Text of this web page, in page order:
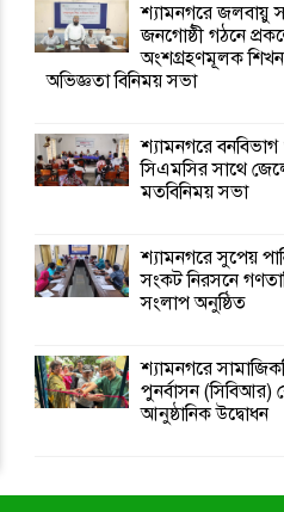
শ্যামনগরে জলবায়ু
জনগোষ্ঠী গঠনে
অংশগ্রহণমূলক
অভিজ্ঞতা বিনিময় সভা
শ্যামনগরে
সিএমসির সাথে
মতবিনিময় সভা
শ্যামনগরে সুপেয়
সংকট নিরসনে
সংলাপ অনুষ্ঠিত
শ্যামনগরে
পুনর্বাসন (সিবিআর)
আনুষ্ঠানিক উদ্বোধন